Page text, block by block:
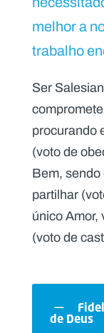
melhor a
trabalho
Ser
procurando
(voto de
Bem,
partilhar
único
(voto de
de Deus
e
i
n
o
s
.
p
A
g
e
n
d
C
o
n
t
a
s
N
e